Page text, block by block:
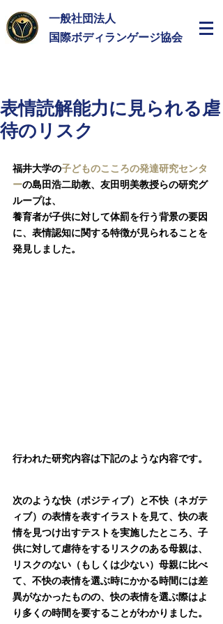
一般社団法人
​国際ボディランゲージ協会
表情読解能力に見られる虐
待のリスク
福井大学の子どものこころの発達研究センタ
ーの島田浩二助教、友田明美教授らの研究グ
ループは、
養育者が子供に対して体罰を行う背景の要因
に、表情認知に関する特徴が見られることを
発見しました。
行われた研究内容は下記のような内容です。
次のような快（ポジティブ）と不快（ネガテ
ィブ）の表情を表すイラストを見て、快の表
情を見つけ出すテストを実施したところ、子
供に対して虐待をするリスクのある母親は、
リスクのない（もしくは少ない）母親に比べ
て、不快の表情を選ぶ時にかかる時間には差
異がなかったものの、快の表情を選ぶ際はよ
り多くの時間を要することがわかりました。